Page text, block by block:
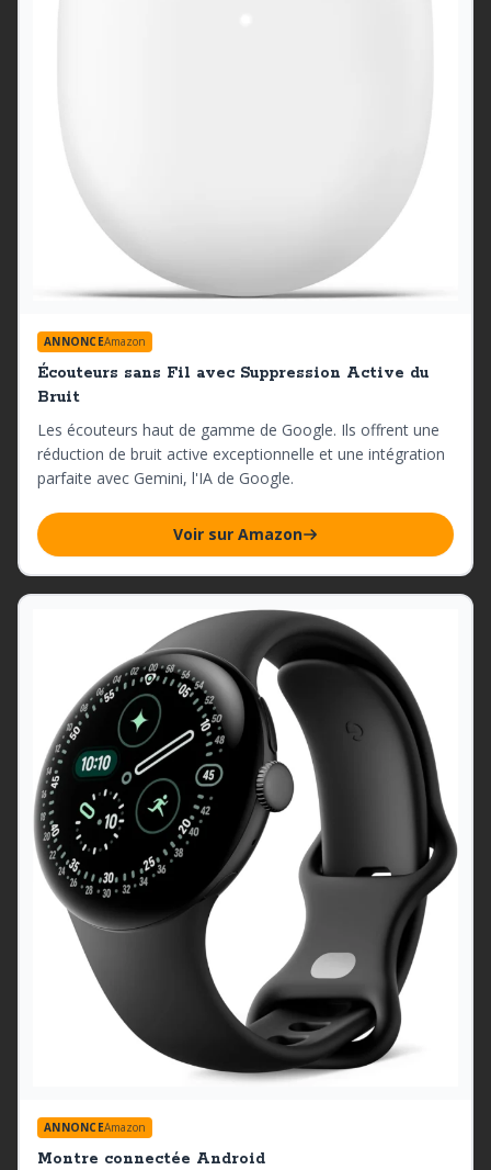
ANNONCEAmazon
Écouteurs sans Fil avec Suppression Active du
Bruit
Les écouteurs haut de gamme de Google. Ils offrent une
réduction de bruit active exceptionnelle et une intégration
parfaite avec Gemini, l'IA de Google.
Voir sur Amazon
ANNONCEAmazon
Montre connectée Android